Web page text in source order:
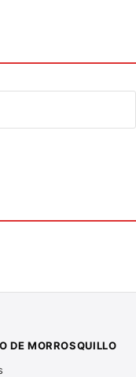
DE MORROSQUILLO